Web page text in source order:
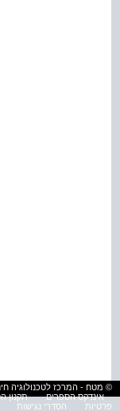
© מטח - המרכז לטכנולוגיה
אינדקס הספרים
תקנון
פרטיות
הסדרי נגישות